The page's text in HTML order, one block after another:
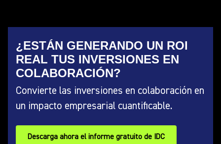
¿ESTÁN GENERANDO UN ROI
REAL TUS INVERSIONES EN
COLABORACIÓN?
Convierte las inversiones en colaboración en
un impacto empresarial cuantificable.
Descarga ahora el informe gratuito de IDC